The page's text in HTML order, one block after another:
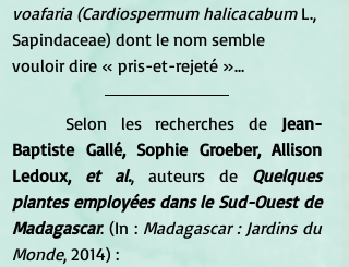
voafaria (Cardiospermum halicacabum L.,
Sapindaceae) dont le nom semble
vouloir dire « pris-et-rejeté »…
	Selon les recherches de
Jean-
Baptiste Gallé, Sophie Groeber, Allison
Ledoux, et al., auteurs de Quelques
plantes employées dans le Sud-Ouest de
Madagascar. (In : Madagascar : Jardins du
Monde, 2014) :